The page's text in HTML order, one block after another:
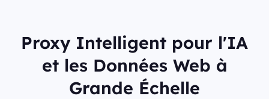
Proxy Intelligent pour l'IA
et les Données Web à
Grande Échelle